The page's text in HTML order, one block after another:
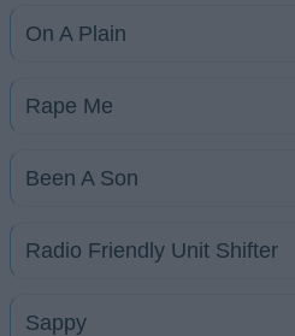
On A Plain
Rape Me
Been A Son
Radio Friendly Unit Shifter
Sappy